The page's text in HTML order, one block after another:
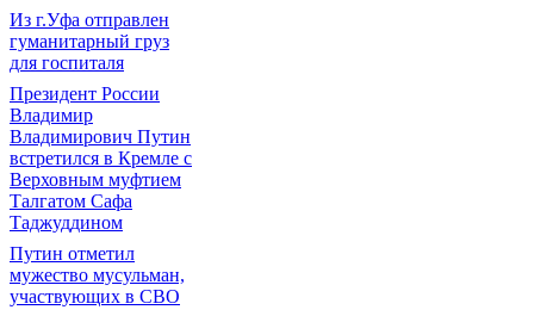
Из г.Уфа отправлен
гуманитарный груз
для госпиталя
Президент России
Владимир
Владимирович Путин
встретился в Кремле с
Верховным муфтием
Талгатом Сафа
Таджуддином
Путин отметил
мужество мусульман,
участвующих в СВО